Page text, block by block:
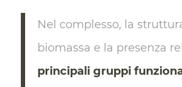
Nel complesso, la
biomassa e la presenza
principali gruppi